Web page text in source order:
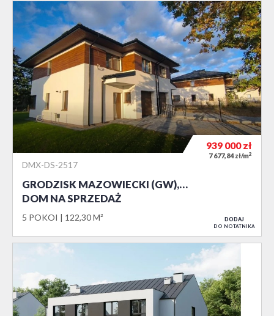
DMX-DS-2517
GRODZISK MAZOWIECKI (GW),…
DOM NA SPRZEDAŻ
5 POKOI 122,30 M²
939 000zł
7 677,84 zł/m2
DODAJ
DO NOTATNIKA